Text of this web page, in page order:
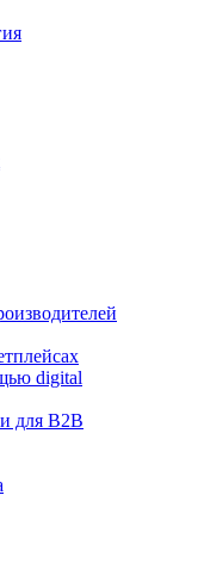
digital
для B2B